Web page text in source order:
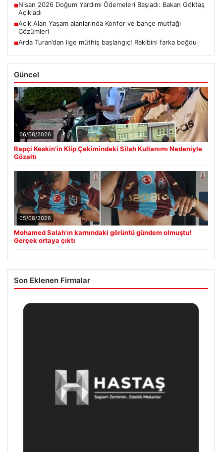
■Nisan 2026 Doğum Yardımı Ödemeleri Başladı: Bakan Göktaş
Açıkladı
■Açık Alan Yaşam alanlarında Konfor ve bahçe mutfağı
Çözümleri
■Arda Turan’dan lige müthiş başlangıç! Rakibini farka boğdu
Güncel
06/08/2026
Rapçi Keskin’in Klip Çekimindeki Silah Kullanımı Nedeniyle
Gözaltı
05/08/2026
Mohamed Salah’ın karnındaki görüntü gündem olmuştu!
Gerçek ortaya çıktı
Son Eklenen Firmalar